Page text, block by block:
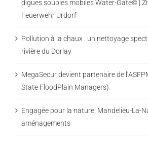
digues souples mobiles Water-Gate© |
Feuerwehr Urdorf
Pollution à la chaux : un nettoyage
rivière du Dorlay
MegaSecur devient partenaire de
State FloodPlain Managers)
Engagée pour la nature, Mandelieu-La-
aménagements